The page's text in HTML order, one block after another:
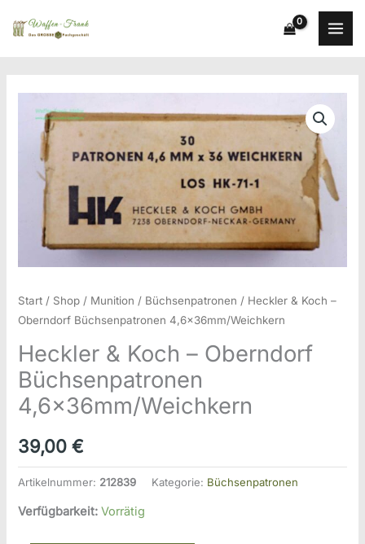
Inhalt
Start / Shop / Munition / Büchsenpatronen / Heckler & Koch –
Oberndorf Büchsenpatronen 4,6x36mm/Weichkern
Heckler & Koch – Oberndorf
Büchsenpatronen
4,6x36mm/Weichkern
39,00€
Artikelnummer: 212839 Kategorie: Büchsenpatronen
Verfügbarkeit: Vorrätig